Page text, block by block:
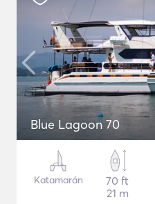
Blue Lagoon 70
Katamarán
70 ft
21 m